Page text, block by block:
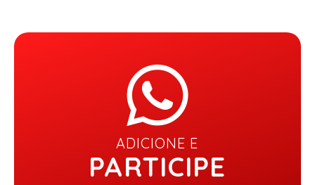
ADICIONE E
PARTICIPE